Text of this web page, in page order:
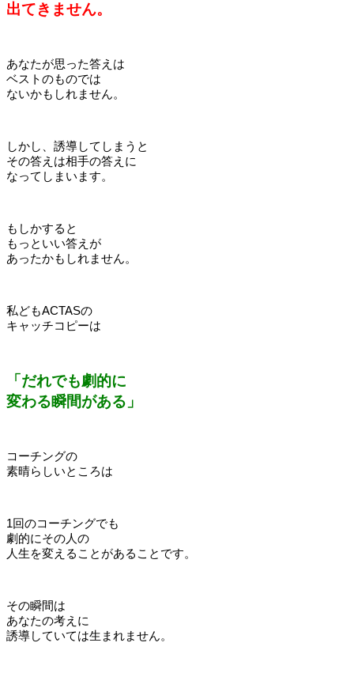
出てきません。
あなたが思った答えは
ベストのものでは
ないかもしれません。
しかし、誘導してしまうと
その答えは相手の答えに
なってしまいます。
もしかすると
もっといい答えが
あったかもしれません。
私どもACTASの
キャッチコピーは
「だれでも劇的に
変わる瞬間がある」
コーチングの
素晴らしいところは
1回のコーチングでも
劇的にその人の
人生を変えることがあることです。
その瞬間は
あなたの考えに
誘導していては生まれません。